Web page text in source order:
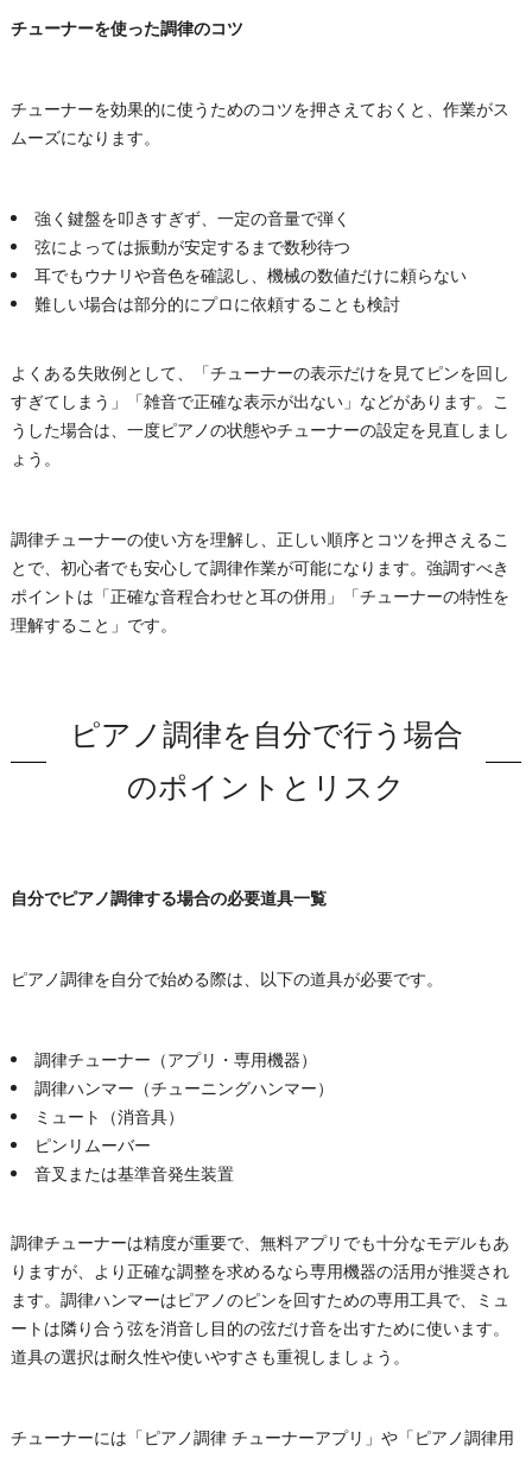
チューナーを使った調律のコツ
チューナーを効果的に使うためのコツを押さえておくと、作業がス
ムーズになります。
強く鍵盤を叩きすぎず、一定の音量で弾く
弦によっては振動が安定するまで数秒待つ
耳でもウナリや音色を確認し、機械の数値だけに頼らない
難しい場合は部分的にプロに依頼することも検討
よくある失敗例として、「チューナーの表示だけを見てピンを回し
すぎてしまう」「雑音で正確な表示が出ない」などがあります。こ
うした場合は、一度ピアノの状態やチューナーの設定を見直しまし
ょう。
調律チューナーの使い方を理解し、正しい順序とコツを押さえるこ
とで、初心者でも安心して調律作業が可能になります。強調すべき
ポイントは「正確な音程合わせと耳の併用」「チューナーの特性を
理解すること」です。
ピアノ調律を自分で行う場合
のポイントとリスク
自分でピアノ調律する場合の必要道具一覧
ピアノ調律を自分で始める際は、以下の道具が必要です。
調律チューナー（アプリ・専用機器）
調律ハンマー（チューニングハンマー）
ミュート（消音具）
ピンリムーバー
音叉または基準音発生装置
調律チューナーは精度が重要で、無料アプリでも十分なモデルもあ
りますが、より正確な調整を求めるなら専用機器の活用が推奨され
ます。調律ハンマーはピアノのピンを回すための専用工具で、ミュ
ートは隣り合う弦を消音し目的の弦だけ音を出すために使います。
道具の選択は耐久性や使いやすさも重視しましょう。
チューナーには「ピアノ調律 チューナーアプリ」や「ピアノ調律用